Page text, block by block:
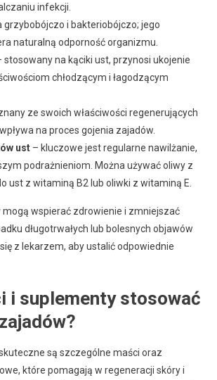
infekcji.
grzybobójczo i bakteriobójczo; jego
naturalną odporność organizmu.
stosowany na kąciki ust, przynosi ukojenie
chłodzącym i łagodzącym
ze swoich właściwości regenerujących
na proces gojenia zajadów.
ust– kluczowe jest regularne nawilżanie,
podrażnieniom. Można używać oliwy z
ust z witaminą B2 lub oliwki z witaminą E.
mogą wspierać zdrowienie i zmniejszać
długotrwałych lub bolesnych objawów
z lekarzem, aby ustalić odpowiednie
i suplementy stosować
są szczególne maści oraz
które pomagają w regeneracji skóry i